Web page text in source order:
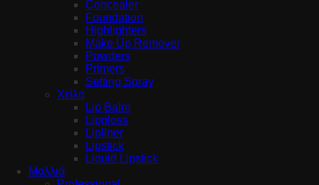
Concealer
Foundation
Highlighters
Make Up Remover
Powders
Primers
Setting Spray
Χείλη
Lip Balm
Lipgloss
Lipliner
Lipstick
Liquid Lipstick
Μαλλιά